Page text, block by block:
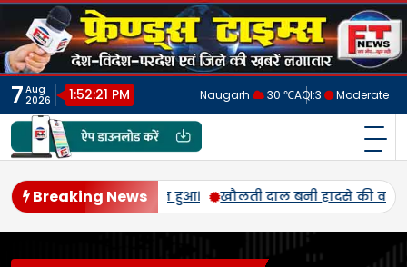
Skip
content
7 Aug
2026
1:52:24 PM Naugarh 30 ℃AQI:3 Moderate
फ्रेंड्स टाइम्स
Breaking News
6 छात्र झुलसे LEAD सिद्धार्थनगर जनपद के बर्डपुर नंबर-14 क्षेत्र